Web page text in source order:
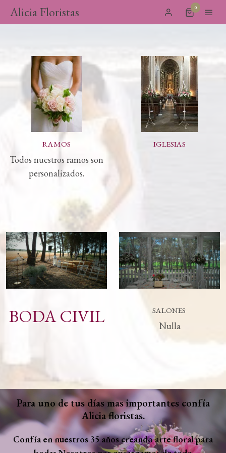
Alicia Floristas 0
RAMOS
Todos nuestros ramos son
personalizados.
IGLESIAS
BODA CIVIL SALONES
Nulla
Para uno de tus días mas importantes confía
Alicia floristas.
Confía en nuestros 35 años creando arte floral para